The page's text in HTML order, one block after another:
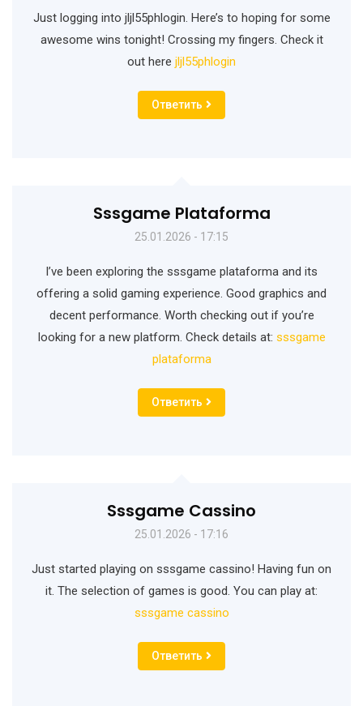
Just logging into jljl55phlogin. Here’s to hoping for some
awesome wins tonight! Crossing my fingers. Check it
out here jljl55phlogin
Ответить
Sssgame Plataforma
25.01.2026 - 17:15
I’ve been exploring the sssgame plataforma and its
offering a solid gaming experience. Good graphics and
decent performance. Worth checking out if you’re
looking for a new platform. Check details at: sssgame
plataforma
Ответить
Sssgame Cassino
25.01.2026 - 17:16
Just started playing on sssgame cassino! Having fun on
it. The selection of games is good. You can play at:
sssgame cassino
Ответить